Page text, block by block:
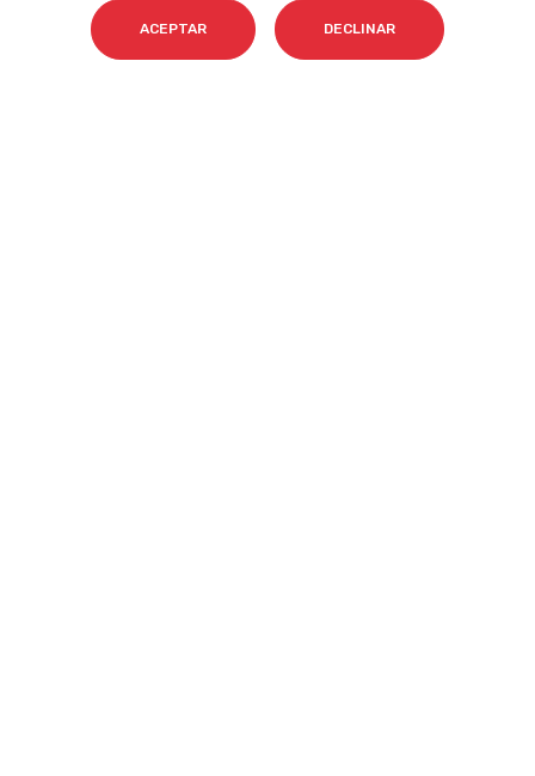
ACEPTAR DECLINAR
Valores y equipos
Únete a nosotros
Declaración de
accesibilidad